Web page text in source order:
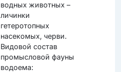
водных животных –
личинки
гетеротопных
насекомых, черви.
Видовой состав
промысловой фауны
водоема: